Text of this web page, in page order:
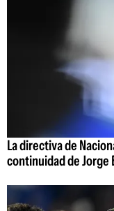
La directiva de
continuidad de Jorge